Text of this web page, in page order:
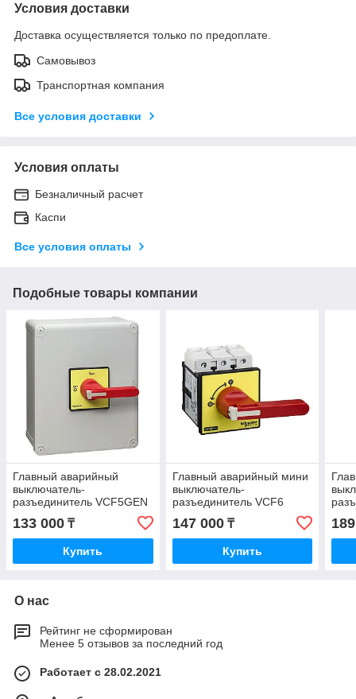
Условия доставки
Доставка осуществляется только по предоплате.
Самовывоз
Транспортная компания
Все условия доставки
Условия оплаты
Безналичный расчет
Каспи
Все условия оплаты
Подобные товары компании
Главный аварийный
выключатель-
разъединитель VCF5GEN
Schneider Electric
133 000 ₸
Купить
Главный аварийный мини
выключатель-
разъединитель VCF6
Schneider Electric
147 000₸
Купить
О нас
Рейтинг не сформирован
Менее 5 отзывов за последний год
Работает с 28.02.2021